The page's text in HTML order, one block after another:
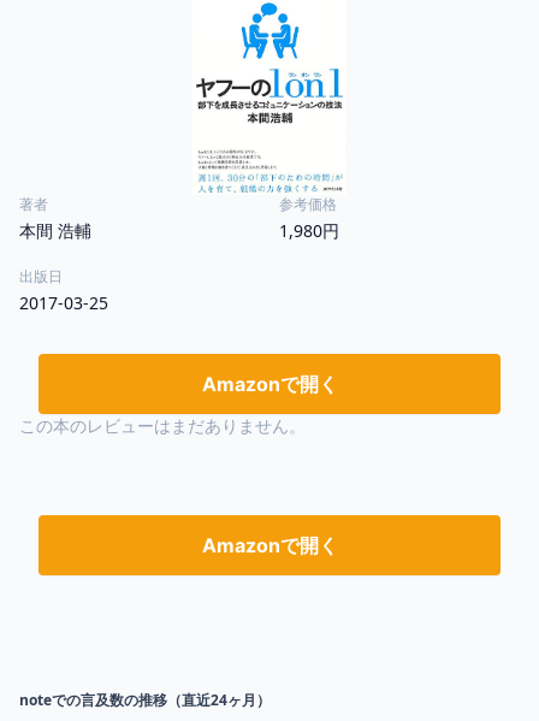
著者
本間 浩輔
参考価格
1,980円
出版日
2017-03-25
Amazonで開く
この本のレビューはまだありません。
Amazonで開く
noteでの言及数の推移（直近24ヶ月）